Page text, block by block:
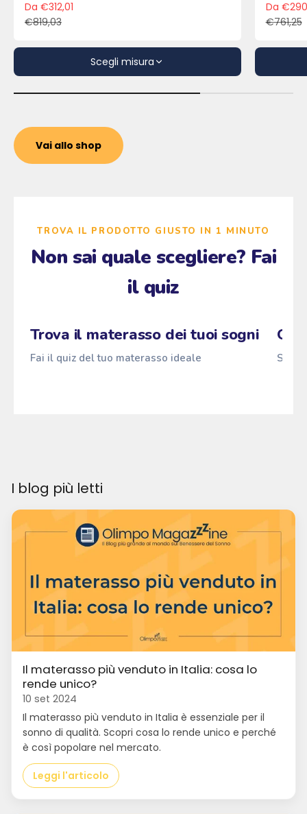
Prezzo scontato
Da €312,01
Prezzo
€819,03
Scegli misura
Da
€761,25
Vai allo shop
TROVA IL PRODOTTO GIUSTO IN 1 MINUTO
Non sai quale scegliere? Fai
il quiz
Trova il materasso dei tuoi sogni
Fai il quiz del tuo materasso ideale
I blog più letti
Il materasso più venduto in Italia: cosa lo
rende unico?
10 set 2024
Il materasso più venduto in Italia è essenziale per il
sonno di qualità. Scopri cosa lo rende unico e perché
è così popolare nel mercato.
Leggi l'articolo